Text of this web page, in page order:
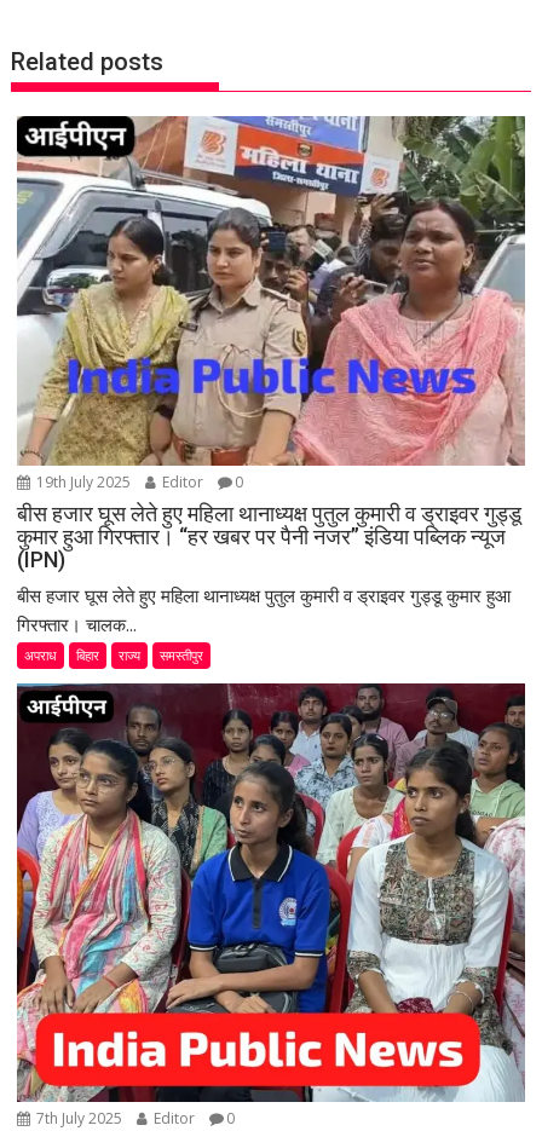
n
a
g
a
t
i
o
n
Related posts
19th July 2025 Editor 0
बीस हजार घूस लेते हुए महिला थानाध्यक्ष पुतुल कुमारी व ड्राइवर गुड्डू
कुमार हुआ गिरफ्तार। “हर खबर पर पैनी नजर” इंडिया पब्लिक न्यूज
(IPN)
बीस हजार घूस लेते हुए महिला थानाध्यक्ष पुतुल कुमारी व ड्राइवर गुड्डू कुमार हुआ
गिरफ्तार। चालक...
अपराध बिहार राज्य समस्तीपुर
7th July 2025 Editor 0